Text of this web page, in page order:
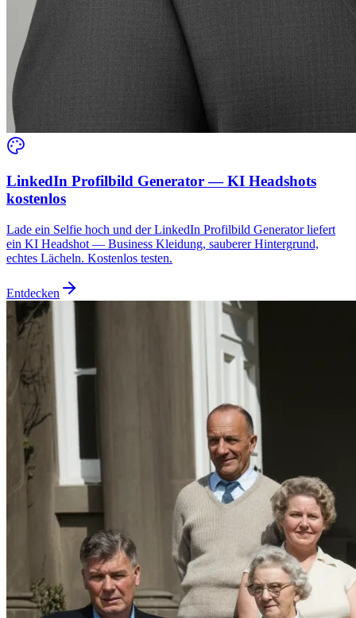
LinkedIn Profilbild Generator — KI Headshots
kostenlos
Lade ein Selfie hoch und der LinkedIn Profilbild Generator liefert
ein KI Headshot — Business Kleidung, sauberer Hintergrund,
echtes Lächeln. Kostenlos testen.
Entdecken